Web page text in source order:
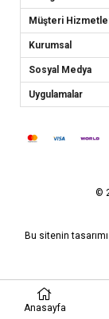
Müşteri
Kurumsal
Sosyal Medya
Uygulamalar
©
Bu sitenin tasarımı
Anasayfa